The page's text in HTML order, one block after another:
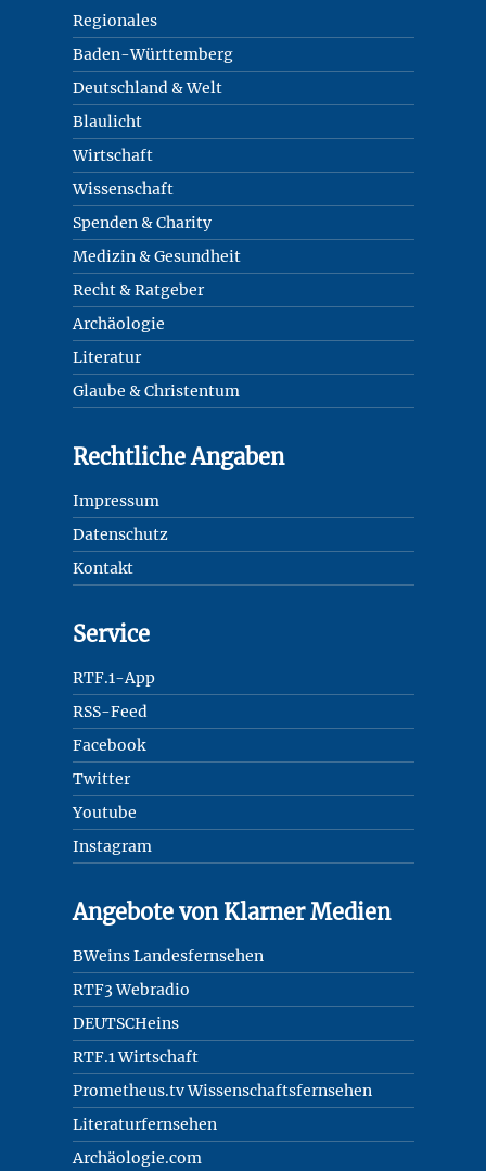
Regionales
Baden-Württemberg
Deutschland & Welt
Blaulicht
Wirtschaft
Wissenschaft
Spenden & Charity
Medizin & Gesundheit
Recht & Ratgeber
Archäologie
Literatur
Glaube & Christentum
Rechtliche Angaben
Impressum
Datenschutz
Kontakt
Service
RTF.1-App
RSS-Feed
Facebook
Twitter
Youtube
Instagram
Angebote von Klarner Medien
BWeins Landesfernsehen
RTF3 Webradio
DEUTSCHeins
RTF.1 Wirtschaft
Prometheus.tv Wissenschaftsfernsehen
Literaturfernsehen
Archäologie.com